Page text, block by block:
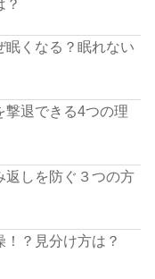
眠くなる？眠れない
撃退できる4つの理
返しを防ぐ３つの方
？見分け方は？